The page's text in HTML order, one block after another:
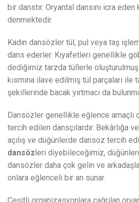
bir danstır. Oryantal dansını icra
denmektedir.
Kadın dansözler tül, pul veya taş
dans ederler. Kıyafetleri genellikle
dediğimiz tarzda tüllerle
kısmına ilave edilmiş tül parçaları ile
şekillerinde bacak yırtmacı da
Dansözler genellikle eğlence amaçlı
tercih edilen dansçılardır. Bekârlığa
açılış ve düğünlerde dansöz tercih
dansözleri diyebileceğimiz,
dansözler daha çok gelin ve
onlara eğlenceli bir an sunar.